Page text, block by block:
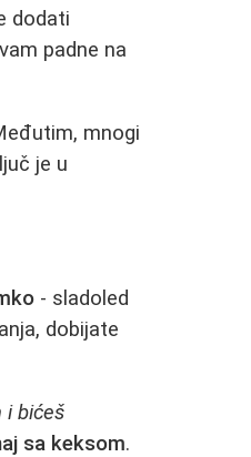
dodati
padne na
mnogi
je u
- sladoled
dobijate
i bićeš
sa keksom.